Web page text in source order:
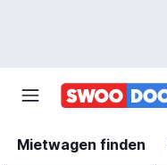
Mietwagen finden